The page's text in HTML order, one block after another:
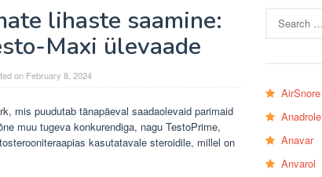
lihaste saamine:
Maxi ülevaade
on February 8, 2024
mis puudutab tänapäeval saadaolevaid parimaid
muu tugeva konkurendiga, nagu TestoPrime,
kasutatavale steroidile, millel on
for:
AirSnore
Anadrole
Anavar
Anvarol